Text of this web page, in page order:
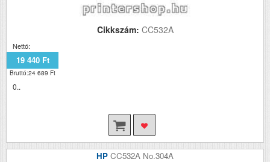
Cikkszám: CC532A
Nettó:
19 440 Ft
Bruttó:24 689 Ft
0..
HP CC532A No.304A